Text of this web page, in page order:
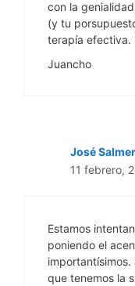
con la
(y tu
terapía efectiva.
Juancho
José
11 febrero,
Estamos
poniendo el
que tenemos la